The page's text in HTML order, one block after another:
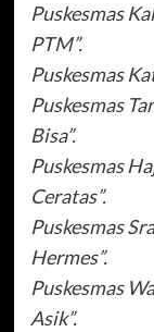
Puskesmas
PTM”.
Puskesmas
Puskesmas
Bisa”.
Puskesmas
Ceratas”.
Puskesmas
Hermes”.
Puskesmas
Asik”.